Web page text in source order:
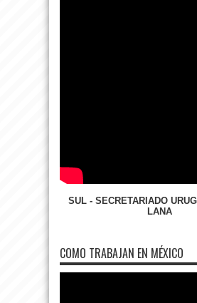
SUL - SECRETARIADO
LANA
COMO TRABAJAN EN MÉXICO